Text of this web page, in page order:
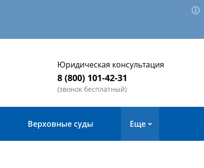
Юридическая консультация
8 (800) 101-42-31
(звонок бесплатный)
Верховные суды Еще